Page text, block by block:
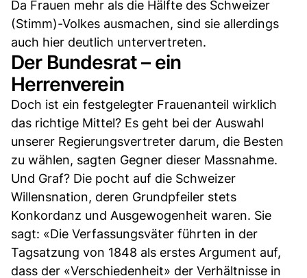
Da Frauen mehr als die Hälfte des Schweizer
(Stimm)-Volkes ausmachen, sind sie allerdings
auch hier deutlich untervertreten.
Der Bundesrat – ein
Herrenverein
Doch ist ein festgelegter Frauenanteil wirklich
das richtige Mittel? Es geht bei der Auswahl
unserer Regierungsvertreter darum, die Besten
zu wählen, sagten Gegner dieser Massnahme.
Und Graf? Die pocht auf die Schweizer
Willensnation, deren Grundpfeiler stets
Konkordanz und Ausgewogenheit waren. Sie
sagt: «Die Verfassungsväter führten in der
Tagsatzung von 1848 als erstes Argument auf,
dass der «Verschiedenheit» der Verhältnisse in